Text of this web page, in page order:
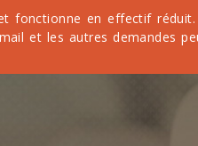
en effectif réduit.
et les autres demandes